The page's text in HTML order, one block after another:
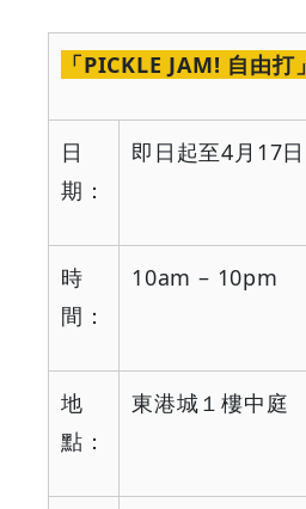
「PICKLE JAM! 自由打」
日
期：
即日起至4月 17日
時
間：
10am – 10pm
地
點：
東港城１樓中庭